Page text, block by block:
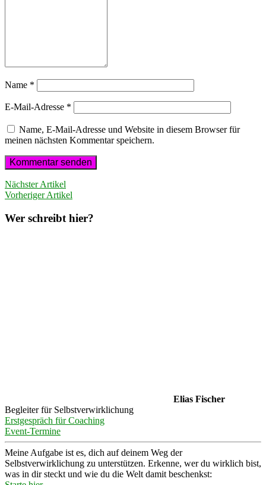
Name *
E-Mail-Adresse *
Name, E-Mail-Adresse und Website in diesem Browser für
meinen nächsten Kommentar speichern.
Nächster Artikel
Vorheriger Artikel
Wer schreibt hier?
Elias Fischer
Begleiter für Selbstverwirklichung
Erstgespräch für Coaching
Event-Termine
Meine Aufgabe ist es, dich auf deinem Weg der
Selbstverwirklichung zu unterstützen. Erkenne, wer du wirklich bist,
was in dir steckt und wie du die Welt damit beschenkst: